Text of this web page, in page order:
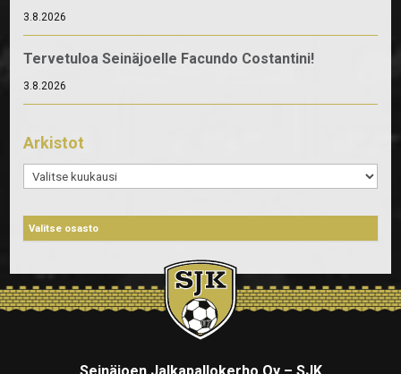
3.8.2026
Tervetuloa Seinäjoelle Facundo Costantini!
3.8.2026
Arkistot
Arkistot